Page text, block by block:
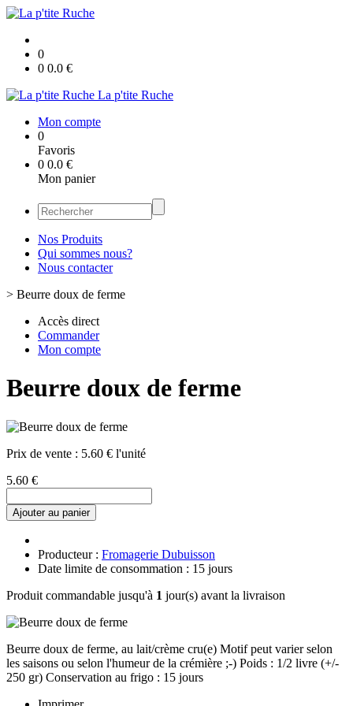
0
0 0.0 €
La p'tite Ruche
Mon compte
0
Favoris
0 0.0 €
Mon panier
Nos Produits
Qui sommes nous?
Nous contacter
> Beurre doux de ferme
Accès direct
Commander
Mon compte
Beurre doux de ferme
Prix de vente : 5.60 € l'unité
5.60 €
Ajouter au panier
Producteur : Fromagerie Dubuisson
Date limite de consommation : 15 jours
Produit commandable jusqu'à 1 jour(s) avant la livraison
Beurre doux de ferme, au lait/crème cru(e) Motif peut varier selon
les saisons ou selon l'humeur de la crémière ;-) Poids : 1/2 livre (+/-
250 gr) Conservation au frigo : 15 jours